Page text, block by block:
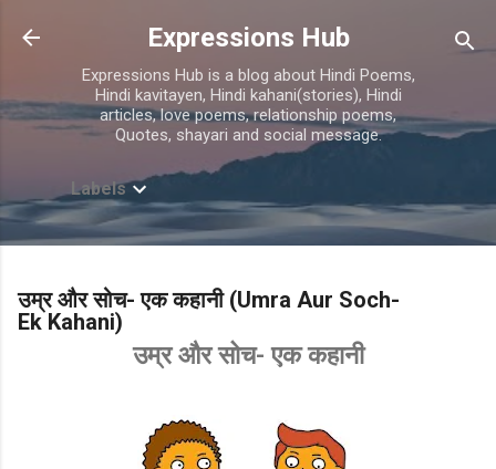
Skip to main content
Expressions Hub
Expressions Hub is a blog about Hindi Poems,
Hindi kavitayen, Hindi kahani(stories), Hindi
articles, love poems, relationship poems,
Quotes, shayari and social message.
Labels
उम्र और सोच- एक कहानी (Umra Aur Soch-
Ek Kahani)
उम्र और सोच- एक कहानी